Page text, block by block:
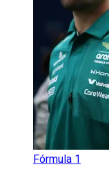
Fórmula 1